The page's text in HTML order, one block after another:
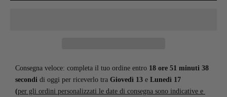
Consegna veloce: completa il tuo ordine entro 18 ore 51 minuti 37
secondi di oggi per riceverlo tra Giovedì 13 e Lunedì 17
(per gli ordini personalizzati le date di consegna sono indicative e